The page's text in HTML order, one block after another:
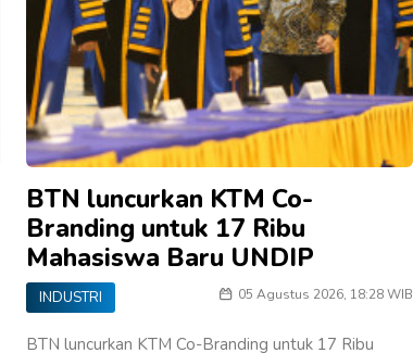
BTN luncurkan KTM Co-
Branding untuk 17 Ribu
Mahasiswa Baru UNDIP
INDUSTRI 05 Agustus 2026, 18:28 WIB
BTN luncurkan KTM Co-Branding untuk 17 Ribu